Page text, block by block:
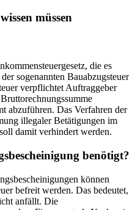
müssen
die es
sogenannten Bauabzugsteuer
verpflichtet Auftraggeber
abzuführen. Das Verfahren der
illegaler Betätigungen im
damit verhindert werden.
benötigt?
können
befreit werden. Das bedeutet,
anfällt. Die